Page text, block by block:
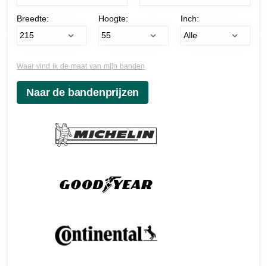
Breedte: Hoogte: Inch:
Waar vind ik de maat van mijn banden